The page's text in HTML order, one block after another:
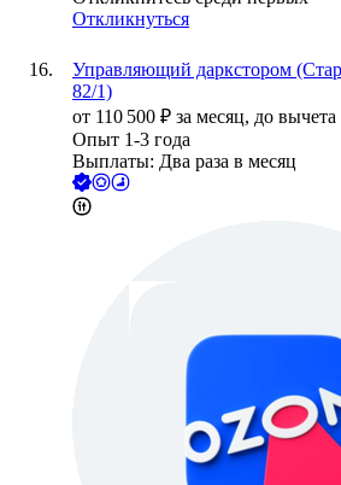
Откликнуться
Управляющий даркстором
82/1)
от 110 500 ₽ за месяц, до вычета
Опыт 1-3 года
Выплаты: Два раза в месяц